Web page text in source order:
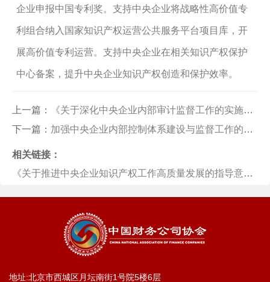
企业申报中国专利奖。支持中央企业将战略性高价值专
利组合纳入国家知识产权运营公共服务平台项目库，开
展高价值专利运营。支持中央企业在相关知识产权保护
中心备案，提升中央企业知识产权创造和保护效率。
上一篇：
《关于深化中央企业内部审计监督工作的实施意见》
下一篇： 加强中央企业内部控制体系建设与监督工作的实施意见
相关链接：
《关于推进中央企业知识产权工作高质量发展的指导意见》
地址:北京市西城区月坛南街1号院5楼6层